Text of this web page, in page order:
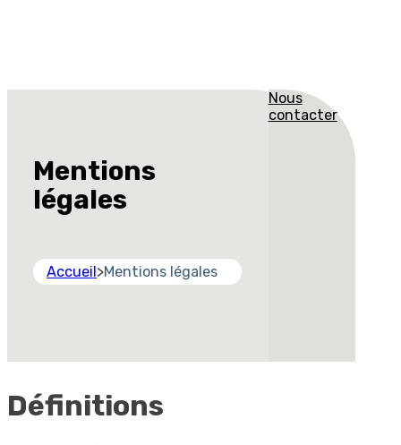
Mentions
légales
Accueil>Mentions légales
Nous
contacter
Définitions